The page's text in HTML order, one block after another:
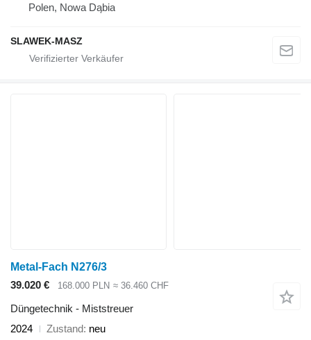
Polen, Nowa Dąbia
SLAWEK-MASZ
Metal-Fach N276/3
39.020 €
168.000 PLN ≈ 36.460 CHF
Düngetechnik - Miststreuer
2024
Zustand neu